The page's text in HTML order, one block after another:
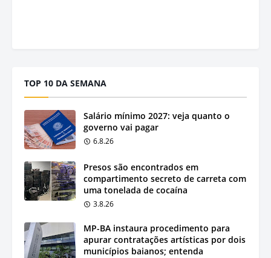
TOP 10 DA SEMANA
Salário mínimo 2027: veja quanto o
governo vai pagar
6.8.26
Presos são encontrados em
compartimento secreto de carreta com
uma tonelada de cocaína
3.8.26
MP-BA instaura procedimento para
apurar contratações artísticas por dois
municípios baianos; entenda